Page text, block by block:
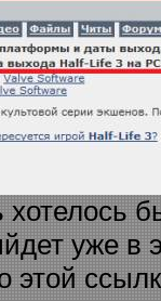
хотелось
уже в
этой